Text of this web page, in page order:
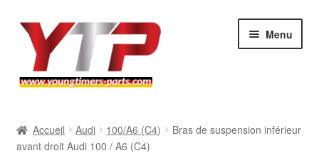
Aller
navigation
Aller
contenu
Menu
BMW
Accueil Audi 100/A6 (C4)
Bras de suspension inférieur
avant droit Audi 100 / A6 (C4)